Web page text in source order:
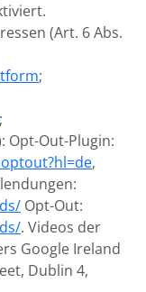
(Art. 6 Abs.
;
;
Opt-Out-Plugin:
,
Opt-Out:
. Videos der
Google Ireland
Dublin 4,